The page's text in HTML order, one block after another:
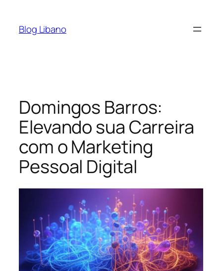
Blog Libano
Domingos Barros:
Elevando sua Carreira
com o Marketing
Pessoal Digital